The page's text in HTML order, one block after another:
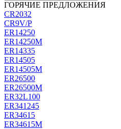
ГОРЯЧИЕ ПРЕДЛОЖЕНИЯ
CR2032
CR9V/P
ER14250
ER14250M
ER14335
ER14505
ER14505M
ER26500
ER26500M
ER32L100
ER341245
ER34615
ER34615M